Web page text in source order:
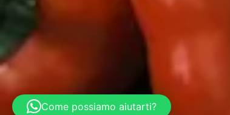
Come possiamo aiutarti?